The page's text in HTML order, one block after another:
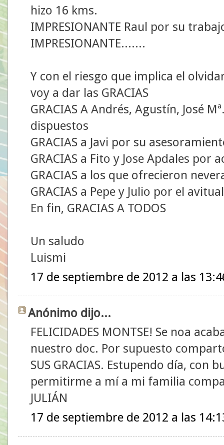
hizo 16 kms.
IMPRESIONANTE Raul por su
IMPRESIONANTE.......
Y con el riesgo que implica el
voy a dar las GRACIAS
GRACIAS A Andrés, Agustín, José
dispuestos
GRACIAS a Javi por su
GRACIAS a Fito y Jose Apdales por
GRACIAS a los que ofrecieron
GRACIAS a Pepe y Julio por el
En fin, GRACIAS A TODOS
Un saludo
Luismi
17 de septiembre de 2012 a las
Anónimo dijo...
FELICIDADES MONTSE! Se noa
nuestro doc. Por supuesto
SUS GRACIAS. Estupendo día, con
permitirme a mí a mi familia
JULIÁN
17 de septiembre de 2012 a las